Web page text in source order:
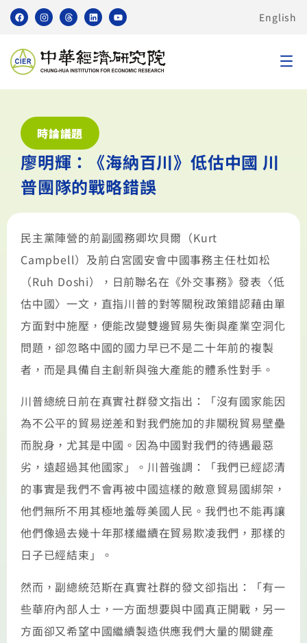
English
時論議題
廖明輝：《海納百川》低估中國 川
普團隊的戰略錯誤
民主黨陣營的前副國務卿坎貝爾（Kurt
Campbell）及前白宮國安會中國事務主任杜如松
（Ruh Doshi），日前聯名在《外交事務》發表〈低
估中國〉一文，直指川普的對等關稅政策錯認藉由單
方面對中施壓，便能改變雙邊貿易失衡與產業空洞化
問題，卻忽略中國的國力早已不是二十年前的複製
者，而是具備自主創新與強大產能的體系性對手。
川普總統日前在真實社群發文指出：「沒有國家能因
為不公平的貿易逆差和對我們施加的非關稅貿易壁壘
而脫身，尤其是中國。因為中國對我們的待遇最惡
劣，遠超過其他國家」。川普強調：「我們已經認清
的事實是我們不會再被中國這樣的敵意貿易國綁架，
他們無所不用其極地羞辱美國人民。我們也不能再讓
他們像過去幾十年那樣繼續在貿易欺凌我們，那樣的
日子已經結束」。
然而，副總統范斯在真實社群的發文卻指出：「有一
些華府內部人士，一方面想要與中國真正開戰，另一
方面卻又希望中國繼續製造供應我們大量的關鍵產